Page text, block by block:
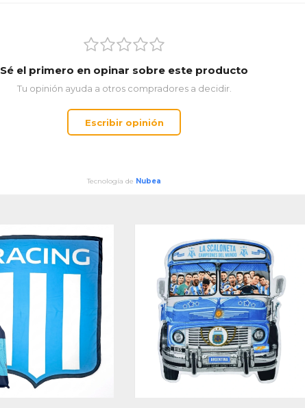
Sé el primero en opinar sobre este producto
Tu opinión ayuda a otros compradores a decidir.
Escribir opinión
Tecnología de Nubea